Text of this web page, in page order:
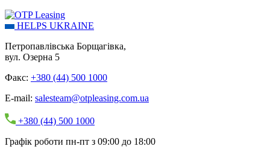
HELPS UKRAINE
Петропавлівська Борщагівка,
вул. Озерна 5
Факс: +380 (44) 500 1000
E-mail: salesteam@otpleasing.com.ua
+380 (44) 500 1000
Графік роботи пн-пт з 09:00 до 18:00